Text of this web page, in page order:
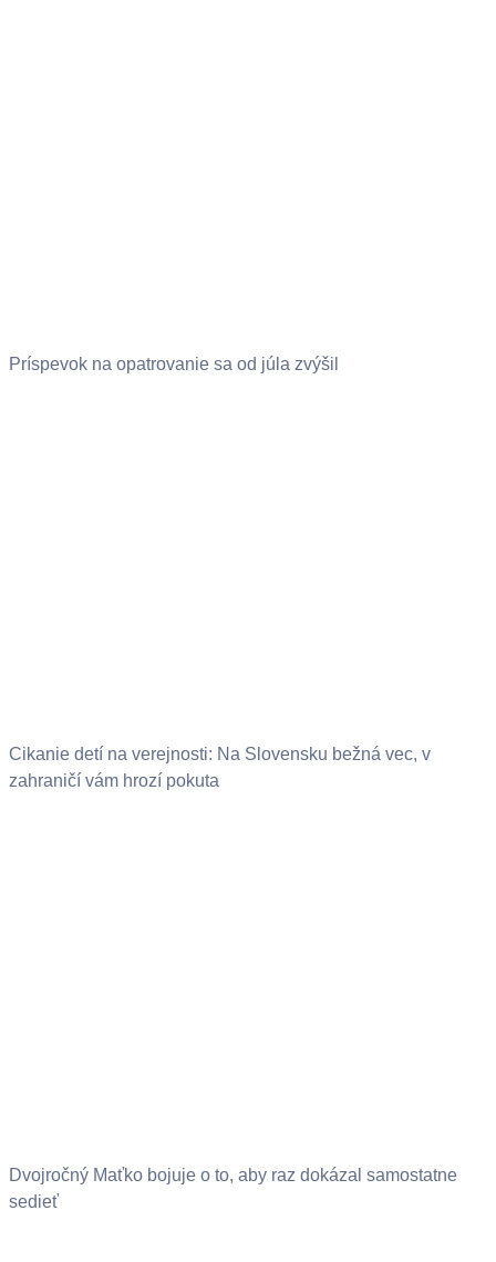
Príspevok na opatrovanie sa od júla zvýšil
Cikanie detí na verejnosti: Na Slovensku bežná vec, v
zahraničí vám hrozí pokuta
Dvojročný Maťko bojuje o to, aby raz dokázal samostatne
sedieť